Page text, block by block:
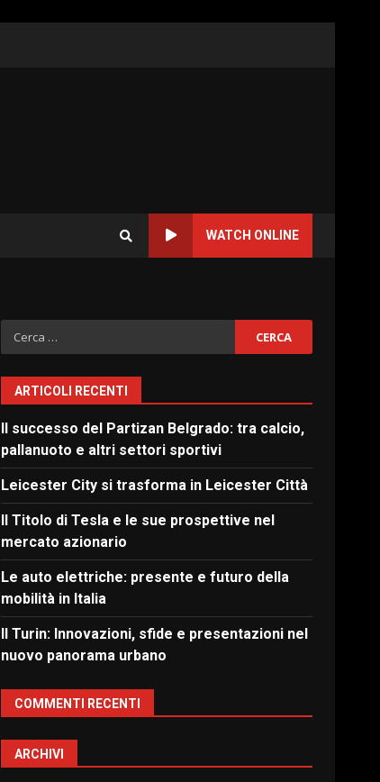
WATCH ONLINE
Ricerca
per:
ARTICOLI RECENTI
Il successo del Partizan Belgrado: tra calcio,
pallanuoto e altri settori sportivi
Leicester City si trasforma in Leicester Città
Il Titolo di Tesla e le sue prospettive nel
mercato azionario
Le auto elettriche: presente e futuro della
mobilità in Italia
Il Turin: Innovazioni, sfide e presentazioni nel
nuovo panorama urbano
COMMENTI RECENTI
ARCHIVI